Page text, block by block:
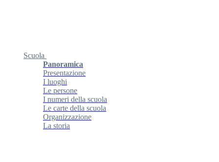
Scuola
Panoramica
Presentazione
I luoghi
Le persone
I numeri della scuola
Le carte della scuola
Organizzazione
La storia